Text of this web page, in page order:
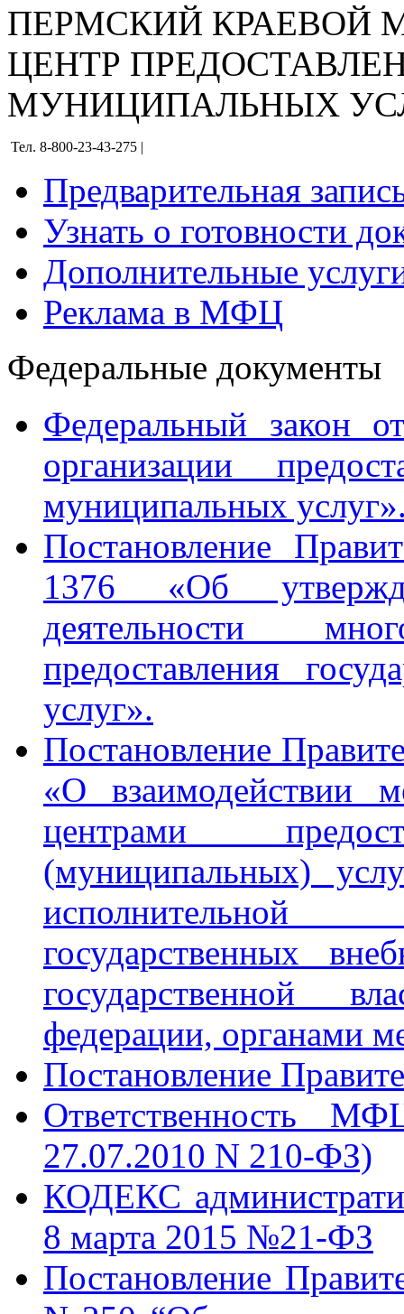
ПЕРМСКИЙ КРАЕВОЙ
ЦЕНТР
МУНИЦИПАЛЬНЫХ
Тел. 8-800-23-43-275 |
Предварительная
Узнать о готовности
Дополнительные
Реклама в МФЦ
Федеральные документы
Федеральный
организации
муниципальных
Постановление
1376 «Об
деятельности
предоставления
услуг».
Постановление
«О взаимодействии
центрами
(муниципальных)
государственных
государственной
федерации, органами
Постановление
27.07.2010 N 210-ФЗ)
КОДЕКС
8 марта 2015 №21-ФЗ
Постановление